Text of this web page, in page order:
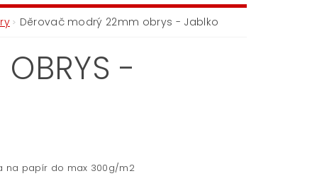
Děrovač modrý 22mm obrys - Jablko
-
na papír do max 300g/m2